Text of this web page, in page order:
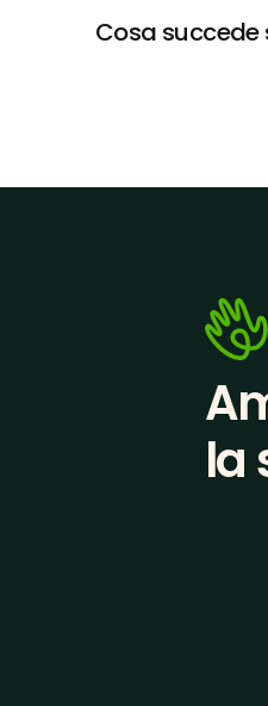
Cosa succede
la